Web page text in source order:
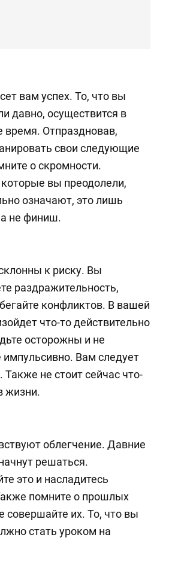
вам успех. То, что вы
давно, осуществится в
Отпраздновав,
свои следующие
о скромности.
вы преодолели,
означают, это лишь
а не финиш.
к риску. Вы
раздражительность,
конфликтов. В вашей
что-то действительно
осторожны и не
импульсивно. Вам следует
не стоит сейчас что-
жизни.
облегчение. Давние
решаться.
это и насладитесь
помните о прошлых
совершайте их. То, что вы
стать уроком на